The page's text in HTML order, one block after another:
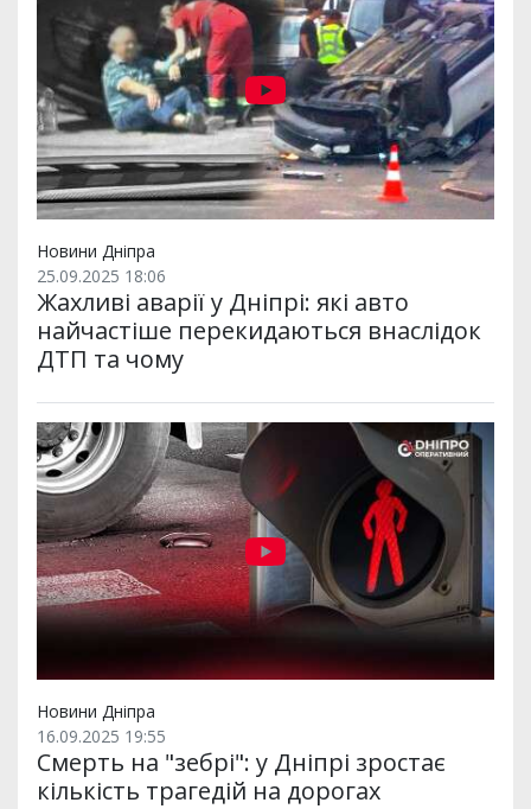
Новини Дніпра
25.09.2025 18:06
Жахливі аварії у Дніпрі: які авто
найчастіше перекидаються внаслідок
ДТП та чому
Новини Дніпра
16.09.2025 19:55
Смерть на "зебрі": у Дніпрі зростає
кількість трагедій на дорогах